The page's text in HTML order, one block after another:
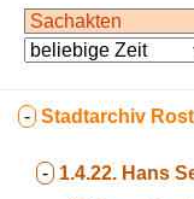
- Stadtarchiv
- 1.4.22. Hans